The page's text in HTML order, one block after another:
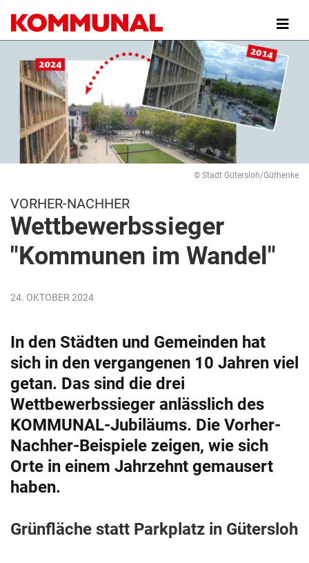
zum
Inhalt
© Stadt Gütersloh/Güthenke
VORHER-NACHHER
Wettbewerbssieger
"Kommunen im Wandel"
24. OKTOBER 2024
In den Städten und Gemeinden hat
sich in den vergangenen 10 Jahren viel
getan. Das sind die drei
Wettbewerbssieger anlässlich des
KOMMUNAL-Jubiläums. Die Vorher-
Nachher-Beispiele zeigen, wie sich
Orte in einem Jahrzehnt gemausert
haben.
Grünfläche statt Parkplatz in Gütersloh